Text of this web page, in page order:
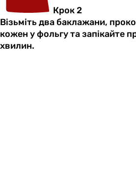
Крок 2
Візьміть два баклажани,
кожен у фольгу та запікайте
хвилин.